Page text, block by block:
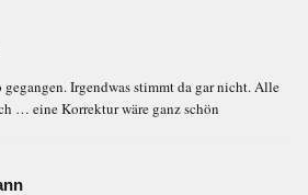
gegangen. Irgendwas stimmt da gar nicht. Alle
… eine Korrektur wäre ganz schön